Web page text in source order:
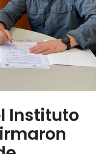
RECURSOS
MISIONERA
DE
Instituto